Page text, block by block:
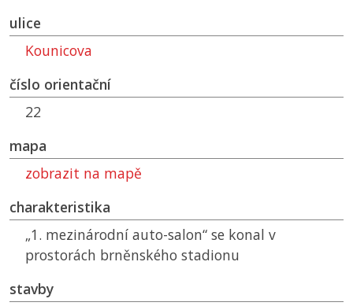
ulice
Kounicova
číslo orientační
22
mapa
zobrazit na mapě
charakteristika
„1. mezinárodní auto-salon“ se konal v
prostorách brněnského stadionu
stavby